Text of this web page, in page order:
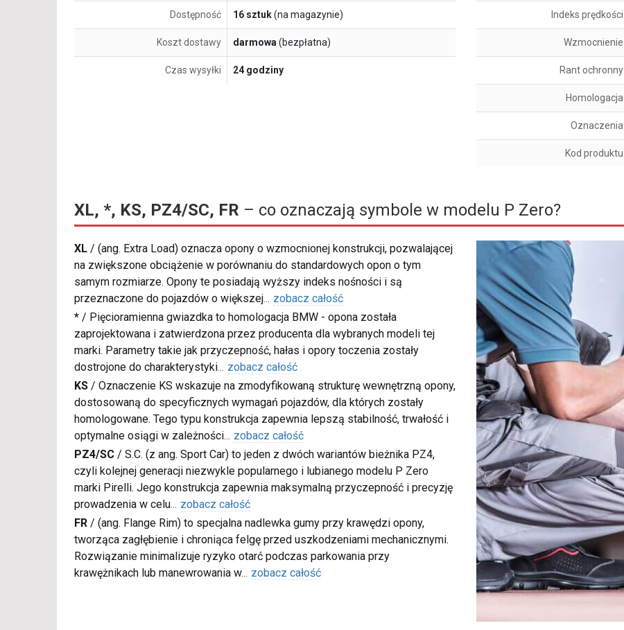
Dostępność 16 sztuk(na magazynie)
Koszt dostawy darmowa(bezpłatna)
Czas wysyłki 24 godziny
Indeks prędkości
Wzmocnienie
Rant ochronny
Homologacja
Oznaczenia
Kod produktu
XL, *, KS, PZ4/SC, FR – co oznaczają symbole w modelu P Zero?
XL / (ang. Extra Load) oznacza opony o wzmocnionej konstrukcji, pozwalającej
na zwiększone obciążenie w porównaniu do standardowych opon o tym
samym rozmiarze. Opony te posiadają wyższy indeks nośności i są
przeznaczone do pojazdów o większej... zobacz całość
* / Pięcioramienna gwiazdka to homologacja BMW - opona została
zaprojektowana i zatwierdzona przez producenta dla wybranych modeli tej
marki. Parametry takie jak przyczepność, hałas i opory toczenia zostały
dostrojone do charakterystyki... zobacz całość
KS / Oznaczenie KS wskazuje na zmodyfikowaną strukturę wewnętrzną opony,
dostosowaną do specyficznych wymagań pojazdów, dla których zostały
homologowane. Tego typu konstrukcja zapewnia lepszą stabilność, trwałość i
optymalne osiągi w zależności... zobacz całość
PZ4/SC / S.C. (z ang. Sport Car) to jeden z dwóch wariantów bieżnika PZ4,
czyli kolejnej generacji niezwykle popularnego i lubianego modelu P Zero
marki Pirelli. Jego konstrukcja zapewnia maksymalną przyczepność i precyzję
prowadzenia w celu... zobacz całość
FR / (ang. Flange Rim) to specjalna nadlewka gumy przy krawędzi opony,
tworząca zagłębienie i chroniąca felgę przed uszkodzeniami mechanicznymi.
Rozwiązanie minimalizuje ryzyko otarć podczas parkowania przy
krawężnikach lub manewrowania w... zobacz całość